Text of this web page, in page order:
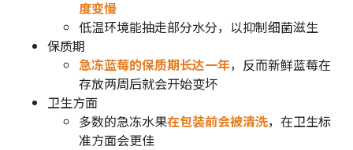
度变慢
低温环境能抽走部分水分，以抑制细菌滋生
保质期
急冻蓝莓的保质期长达一年，反而新鲜蓝莓在
存放两周后就会开始变坏
卫生方面
多数的急冻水果在包装前会被清洗，在卫生标
准方面会更佳